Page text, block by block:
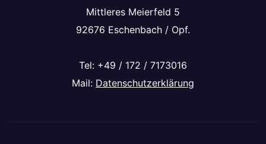
Mittleres Meierfeld 5
92676 Eschenbach / Opf.
Tel: +49 / 172 / 7173016
Mail: Datenschutzerklärung